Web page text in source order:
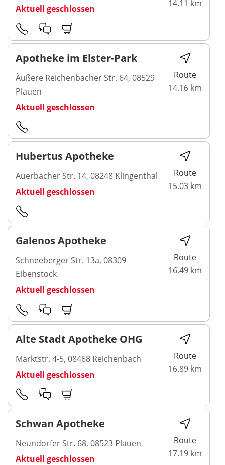
Aktuell geschlossen 14.11 km
Apotheke im Elster-Park
Äußere Reichenbacher Str. 64, 08529
Plauen
Aktuell geschlossen
Route
14.16 km
Hubertus Apotheke
Auerbacher Str. 14, 08248 Klingenthal
Aktuell geschlossen
Route
15.03 km
Galenos Apotheke
Schneeberger Str. 13a, 08309
Eibenstock
Aktuell geschlossen
Route
16.49 km
Alte Stadt Apotheke OHG
Marktstr. 4-5, 08468 Reichenbach
Aktuell geschlossen
Route
16.89 km
Schwan Apotheke
Neundorfer Str. 68, 08523 Plauen
Aktuell geschlossen
Route
17.19 km